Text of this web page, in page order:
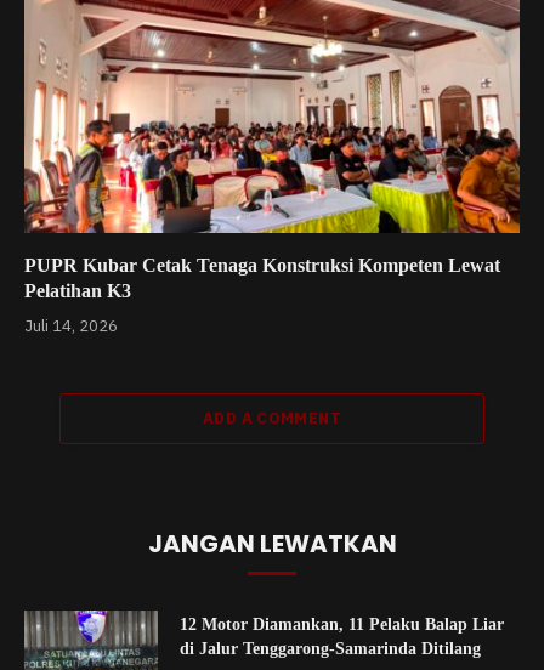
PUPR Kubar Cetak Tenaga Konstruksi Kompeten Lewat
Pelatihan K3
Juli 14, 2026
ADD A COMMENT
JANGAN LEWATKAN
12 Motor Diamankan, 11 Pelaku Balap Liar
di Jalur Tenggarong-Samarinda Ditilang